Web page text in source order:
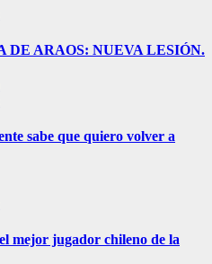
ARAOS: NUEVA LESIÓN.
sabe que quiero volver a
mejor jugador chileno de la